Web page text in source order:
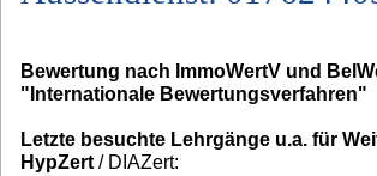
Bewertung nach ImmoWertV und
"Internationale Bewertungsverfahren"
Letzte besuchte Lehrgänge u.a. für
HypZert / DIAZert: